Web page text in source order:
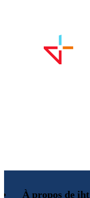
À propos de iht